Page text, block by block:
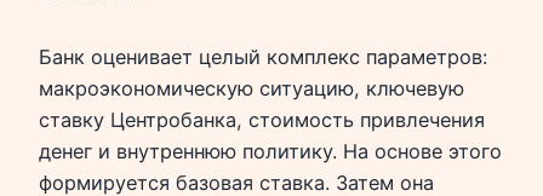
Банк оценивает целый комплекс параметров:
макроэкономическую ситуацию, ключевую
ставку Центробанка, стоимость привлечения
денег и внутреннюю политику. На основе этого
формируется базовая ставка. Затем она